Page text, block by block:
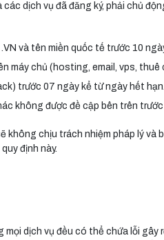
các dịch vụ đã đăng ký, phải chủ
và tên miền quốc tế trước 10
máy chủ (hosting, email, vps,
trước 07 ngày kể từ ngày hết hạn.
không được đề cập bên trên
không chịu trách nhiệm pháp lý
định này.
mọi dịch vụ đều có thể chứa lỗi